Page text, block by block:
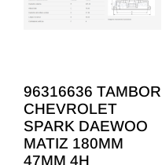
96316636 TAMBOR
CHEVROLET
SPARK DAEWOO
MATIZ 180MM
47MM 4H